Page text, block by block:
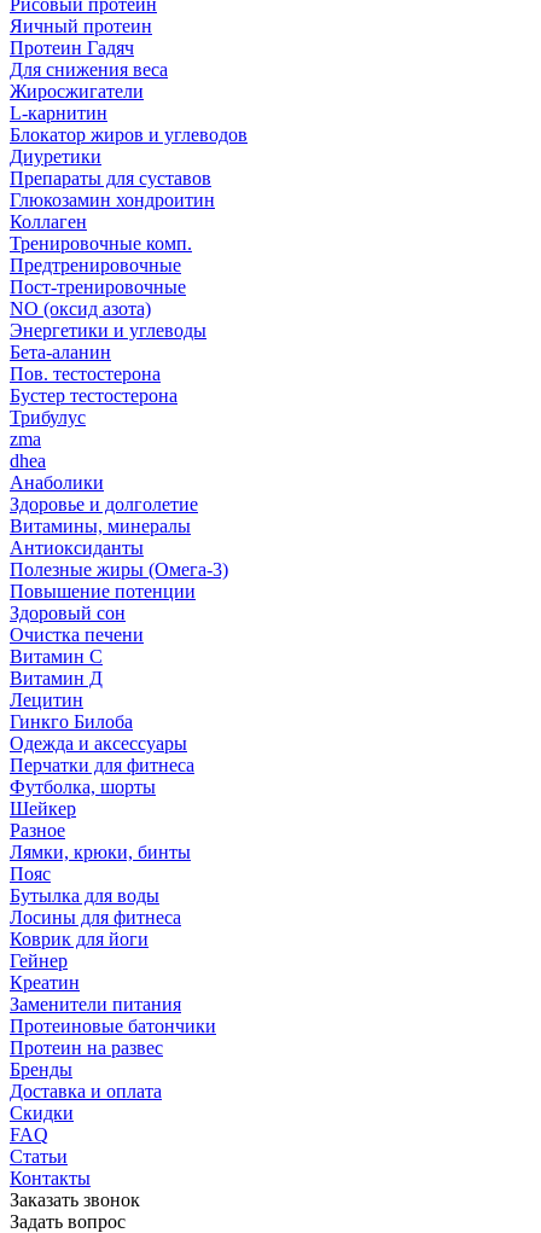
Рисовый протеин
Яичный протеин
Протеин Гадяч
Для снижения веса
Жиросжигатели
L-карнитин
Блокатор жиров и углеводов
Диуретики
Препараты для суставов
Глюкозамин хондроитин
Коллаген
Тренировочные комп.
Предтренировочные
Пост-тренировочные
NO (оксид азота)
Энергетики и углеводы
Бета-аланин
Пов. тестостерона
Бустер тестостерона
Трибулус
zma
dhea
Анаболики
Здоровье и долголетие
Витамины, минералы
Антиоксиданты
Полезные жиры (Омега-3)
Повышение потенции
Здоровый сон
Очистка печени
Витамин С
Витамин Д
Лецитин
Гинкго Билоба
Одежда и аксессуары
Перчатки для фитнеса
Футболка, шорты
Шейкер
Разное
Лямки, крюки, бинты
Пояс
Бутылка для воды
Лосины для фитнеса
Коврик для йоги
Гейнер
Креатин
Заменители питания
Протеиновые батончики
Протеин на развес
Бренды
Доставка и оплата
Скидки
FAQ
Статьи
Контакты
Заказать звонок
Задать вопрос